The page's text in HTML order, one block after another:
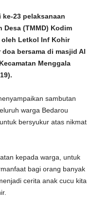
23 pelaksanaan
Desa (TMMD) Kodim
oleh Letkol Inf Kohir
bersama di masjid Al
Menggala
sambutan
warga Bedarou
bersyukur atas nikmat
kepada warga, untuk
bagi orang banyak
cerita anak cucu kita